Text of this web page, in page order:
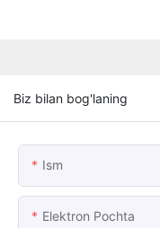
Biz bilan bog'laning
Ism
Elektron Pochta